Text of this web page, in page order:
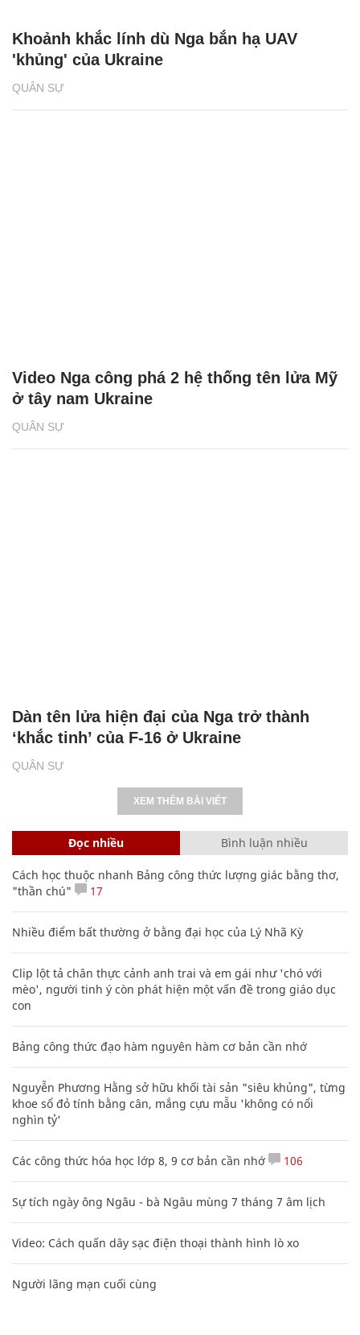
QUÂN SỰ
Khoảnh khắc lính dù Nga bắn hạ UAV
'khủng' của Ukraine
QUÂN SỰ
Video Nga công phá 2 hệ thống tên lửa Mỹ
ở tây nam Ukraine
QUÂN SỰ
Dàn tên lửa hiện đại của Nga trở thành
‘khắc tinh’ của F-16 ở Ukraine
XEM THÊM BÀI VIẾT
Đọc nhiều Bình luận nhiều
Cách học thuộc nhanh Bảng công thức lượng giác bằng thơ,
"thần chú"
17
Nhiều điểm bất thường ở bằng đại học của Lý Nhã Kỳ
Clip lột tả chân thực cảnh anh trai và em gái như 'chó với
mèo', người tinh ý còn phát hiện một vấn đề trong giáo dục
con
Bảng công thức đạo hàm nguyên hàm cơ bản cần nhớ
Nguyễn Phương Hằng sở hữu khối tài sản "siêu khủng", từng
khoe sổ đỏ tính bằng cân, mắng cựu mẫu 'không có nổi
nghìn tỷ'
Các công thức hóa học lớp 8, 9 cơ bản cần nhớ 106
Sự tích ngày ông Ngâu - bà Ngâu mùng 7 tháng 7 âm lịch
Video: Cách quấn dây sạc điện thoại thành hình lò xo
Người lãng mạn cuối cùng